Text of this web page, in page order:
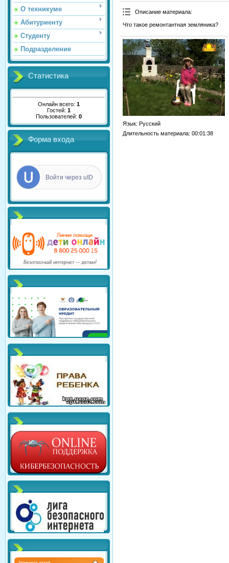
О техникуме
Абитуриенту
Студенту
Подразделение
Статистика
Онлайн всего: 1
Гостей: 1
Пользователей: 0
Форма входа
Войти через uID
Описание материала:
Что такое ремонтантная земляника?
Язык: Русский
Длительность материала: 00:01:38